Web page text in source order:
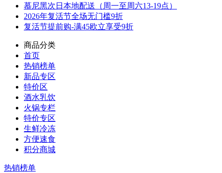
慕尼黑次日本地配送（周一至周六13-19点）
2026年复活节全场无门槛9折
复活节提前购-满45欧立享受9折
商品分类
首页
热销榜单
新品专区
特价区
酒水乳饮
火锅专栏
特价专区
生鲜冷冻
方便速食
积分商城
热销榜单